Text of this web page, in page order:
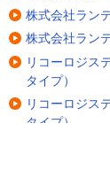
株式会社ラン
株式会社ラン
リコーロジス
タイプ）
リコーロジス
タイプ）